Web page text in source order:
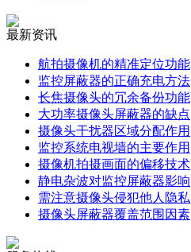
最新资讯
航拍摄像机的精准定位功能
监控屏蔽器的正确充电方法
长焦摄像头的冗余备份功能
大功率摄像头屏蔽器的缺点
摄像头干扰器区域分配作用
监控系统电视墙的主要作用
摄像机拍摄画面的偏移技术
静电杂波对监控屏蔽器影响
需注意摄像头侵犯他人隐私
摄像头屏蔽器覆盖范围因素